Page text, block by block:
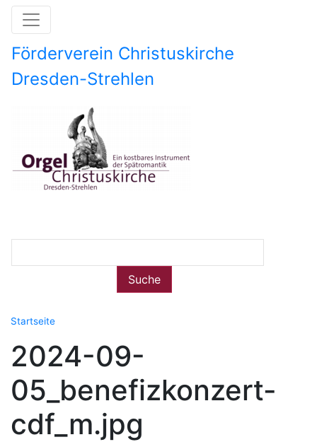
Direkt
Förderverein Christuskirche
Dresden-Strehlen
Startseite
2024-09-
05_benefizkonzert-
cdf_m.jpg